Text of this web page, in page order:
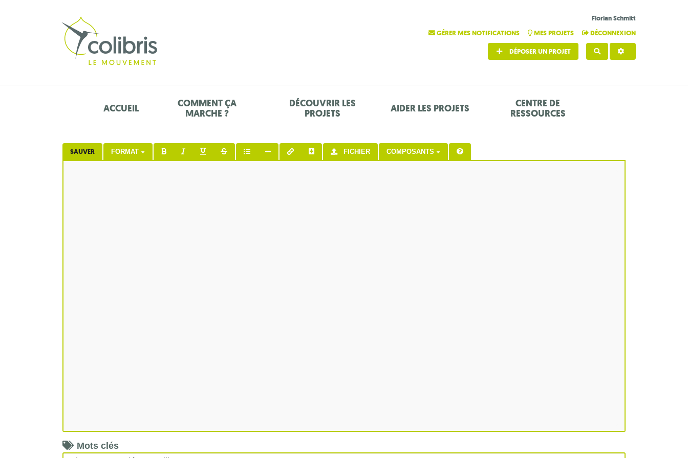
Florian Schmitt
GÉRER MES NOTIFICATIONS
MES PROJETS DÉCONNEXION
RECHERCHER
DÉPOSER UN PROJET
ACCUEIL
COMMENT ÇA
MARCHE ?
DÉCOUVRIR LES
PROJETS
AIDER LES PROJETS
CENTRE DE
RESSOURCES
SAUVER FORMAT FICHIER COMPOSANTS
Mots clés